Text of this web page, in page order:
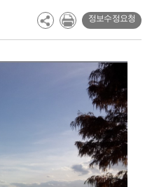
정보수정요청